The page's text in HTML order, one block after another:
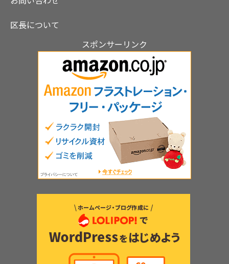
区長について
スポンサーリンク